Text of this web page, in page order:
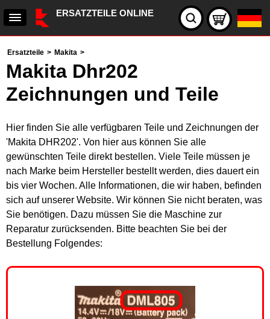
ERSATZTEILE ONLINE
Ersatzteile > Makita >
Makita Dhr202
Zeichnungen und Teile
Hier finden Sie alle verfügbaren Teile und Zeichnungen der
'Makita DHR202'. Von hier aus können Sie alle
gewünschten Teile direkt bestellen. Viele Teile müssen je
nach Marke beim Hersteller bestellt werden, dies dauert ein
bis vier Wochen. Alle Informationen, die wir haben, befinden
sich auf unserer Website. Wir können Sie nicht beraten, was
Sie benötigen. Dazu müssen Sie die Maschine zur
Reparatur zurücksenden. Bitte beachten Sie bei der
Bestellung Folgendes: